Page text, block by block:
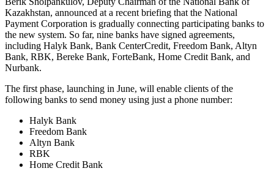
Kazakhstan, announced at a recent briefing that the National
Payment Corporation is gradually connecting participating banks to
the new system. So far, nine banks have signed agreements,
including Halyk Bank, Bank CenterCredit, Freedom Bank, Altyn
Bank, RBK, Bereke Bank, ForteBank, Home Credit Bank, and
Nurbank.
The first phase, launching in June, will enable clients of the
following banks to send money using just a phone number:
Halyk Bank
Freedom Bank
Altyn Bank
RBK
Home Credit Bank